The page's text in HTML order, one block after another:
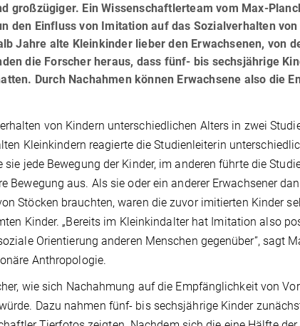
großzügiger. Ein Wissenschaftlerteam vom Max-
den Einfluss von Imitation auf das Sozialverhalten von
Jahre alte Kleinkinder lieber den Erwachsenen, von
die Forscher heraus, dass fünf- bis sechsjährige
Durch Nachahmen können Erwachsene also die
von Kindern unterschiedlichen Alters in zwei
Kleinkindern reagierte die Studienleiterin
jede Bewegung der Kinder, im anderen führte die
Bewegung aus. Als sie oder ein anderer Erwachsener
Stöcken brauchten, waren die zuvor imitierten Kinder
Kinder. „Bereits im Kleinkindalter hat Imitation also
Orientierung anderen Menschen gegenüber”, sagt
Anthropologie.
wie sich Nachahmung auf die Empfänglichkeit von
Dazu nahmen fünf- bis sechsjährige Kinder